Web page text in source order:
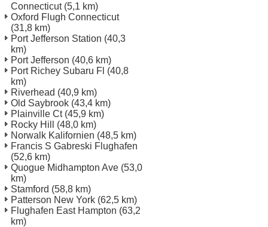
Connecticut(5,1 km)
Oxford Flugh Connecticut
(31,8 km)
Port Jefferson Station (40,3
km)
Port Jefferson (40,6 km)
Port Richey Subaru Fl (40,8
km)
Riverhead (40,9 km)
Old Saybrook (43,4 km)
Plainville Ct(45,9 km)
Rocky Hill
(48,0 km)
Norwalk Kalifornien (48,5 km)
Francis S Gabreski Flughafen
(52,6 km)
Quogue Midhampton Ave (53,0
km)
Stamford (58,8 km)
Patterson New York (62,5 km)
Flughafen East Hampton (63,2
km)